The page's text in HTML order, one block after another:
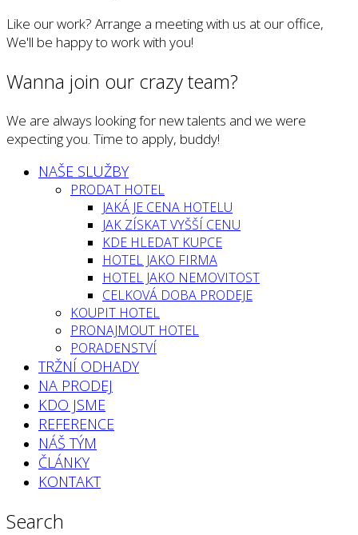
Like our work? Arrange a meeting with us at our office,
We'll be happy to work with you!
Wanna join our crazy team?
We are always looking for new talents and we were
expecting you. Time to apply, buddy!
NAŠE SLUŽBY
PRODAT HOTEL
JAKÁ JE CENA HOTELU
JAK ZÍSKAT VYŠŠÍ CENU
KDE HLEDAT KUPCE
HOTEL JAKO FIRMA
HOTEL JAKO NEMOVITOST
CELKOVÁ DOBA PRODEJE
KOUPIT HOTEL
PRONAJMOUT HOTEL
PORADENSTVÍ
TRŽNÍ ODHADY
NA PRODEJ
KDO JSME
REFERENCE
NÁŠ TÝM
ČLÁNKY
KONTAKT
Search